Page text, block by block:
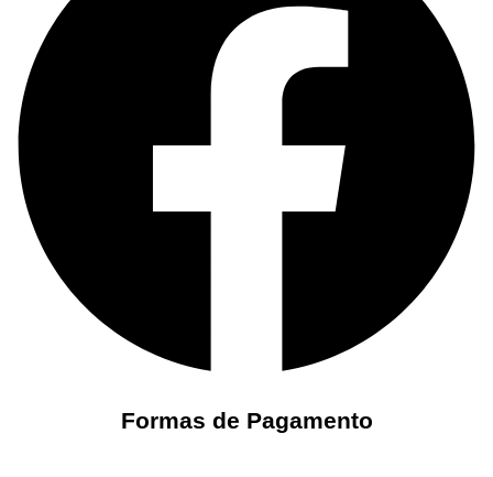
Formas de Pagamento